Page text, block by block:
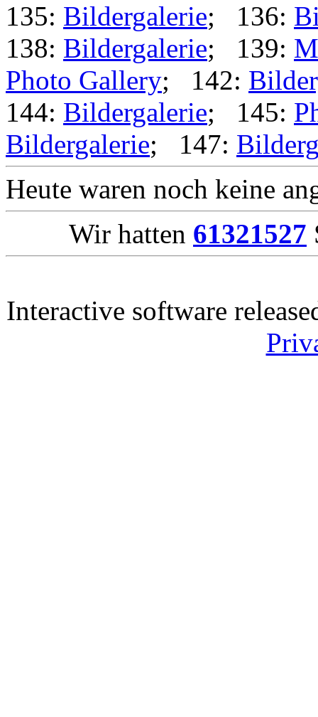
135: Bildergalerie; 136:
138: Bildergalerie; 139:
Photo Gallery; 142:
144: Bildergalerie; 145:
Bildergalerie; 147:
Heute waren noch keine
Wir hatten 61321527
Interactive software